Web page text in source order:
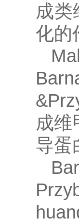
成类
化的
成维
导蛋